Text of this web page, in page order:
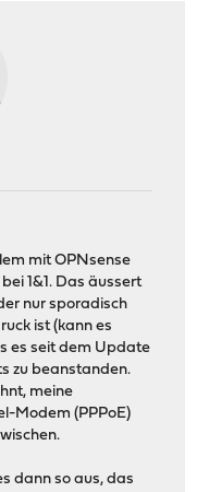
mit OPNsense
1&1. Das äussert
nur sporadisch
ist (kann es
es seit dem Update
zu beanstanden.
meine
Modem (PPPoE)
dann so aus, das